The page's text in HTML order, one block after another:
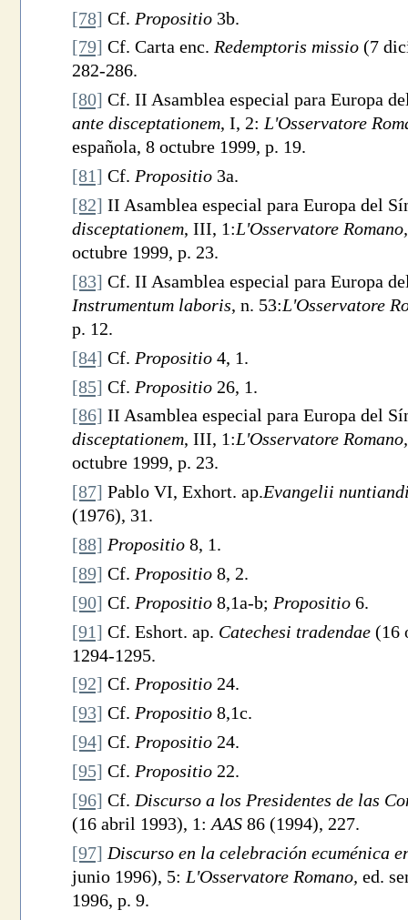
[78] Cf. Propositio3b.
[79] Cf. Carta enc. Redemptoris missio(7
282-286.
[80] Cf. II Asamblea especial para Europa
ante disceptationem, I, 2: L'Osservatore
española, 8 octubre 1999, p. 19.
[81] Cf. Propositio3a.
[82] II Asamblea especial para Europa del
disceptationem, III, 1:L'Osservatore Romano,
octubre 1999, p. 23.
[83] Cf. II Asamblea especial para Europa
Instrumentum laboris, n. 53:L'Osservatore
p. 12.
[84] Cf. Propositio4, 1.
[85] Cf. Propositio26, 1.
[86] II Asamblea especial para Europa del
disceptationem, III, 1:L'Osservatore Romano,
octubre 1999, p. 23.
[87] Pablo VI, Exhort. ap.Evangelii
(1976), 31.
[88] Propositio8, 1.
[89] Cf. Propositio8, 2.
[90] Cf. Propositio8,1a-b; Propositio6.
[91] Cf. Eshort. ap. Catechesi tradendae(16
1294-1295.
[92] Cf. Propositio24.
[93] Cf. Propositio8,1c.
[94] Cf. Propositio24.
[95] Cf. Propositio22.
[96] Cf. Discurso a los Presidentes de las
(16 abril 1993), 1: AAS86 (1994), 227.
[97] Discurso en la celebración ecuménica
junio 1996), 5: L'Osservatore Romano, ed.
1996, p. 9.